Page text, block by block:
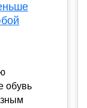
обувь